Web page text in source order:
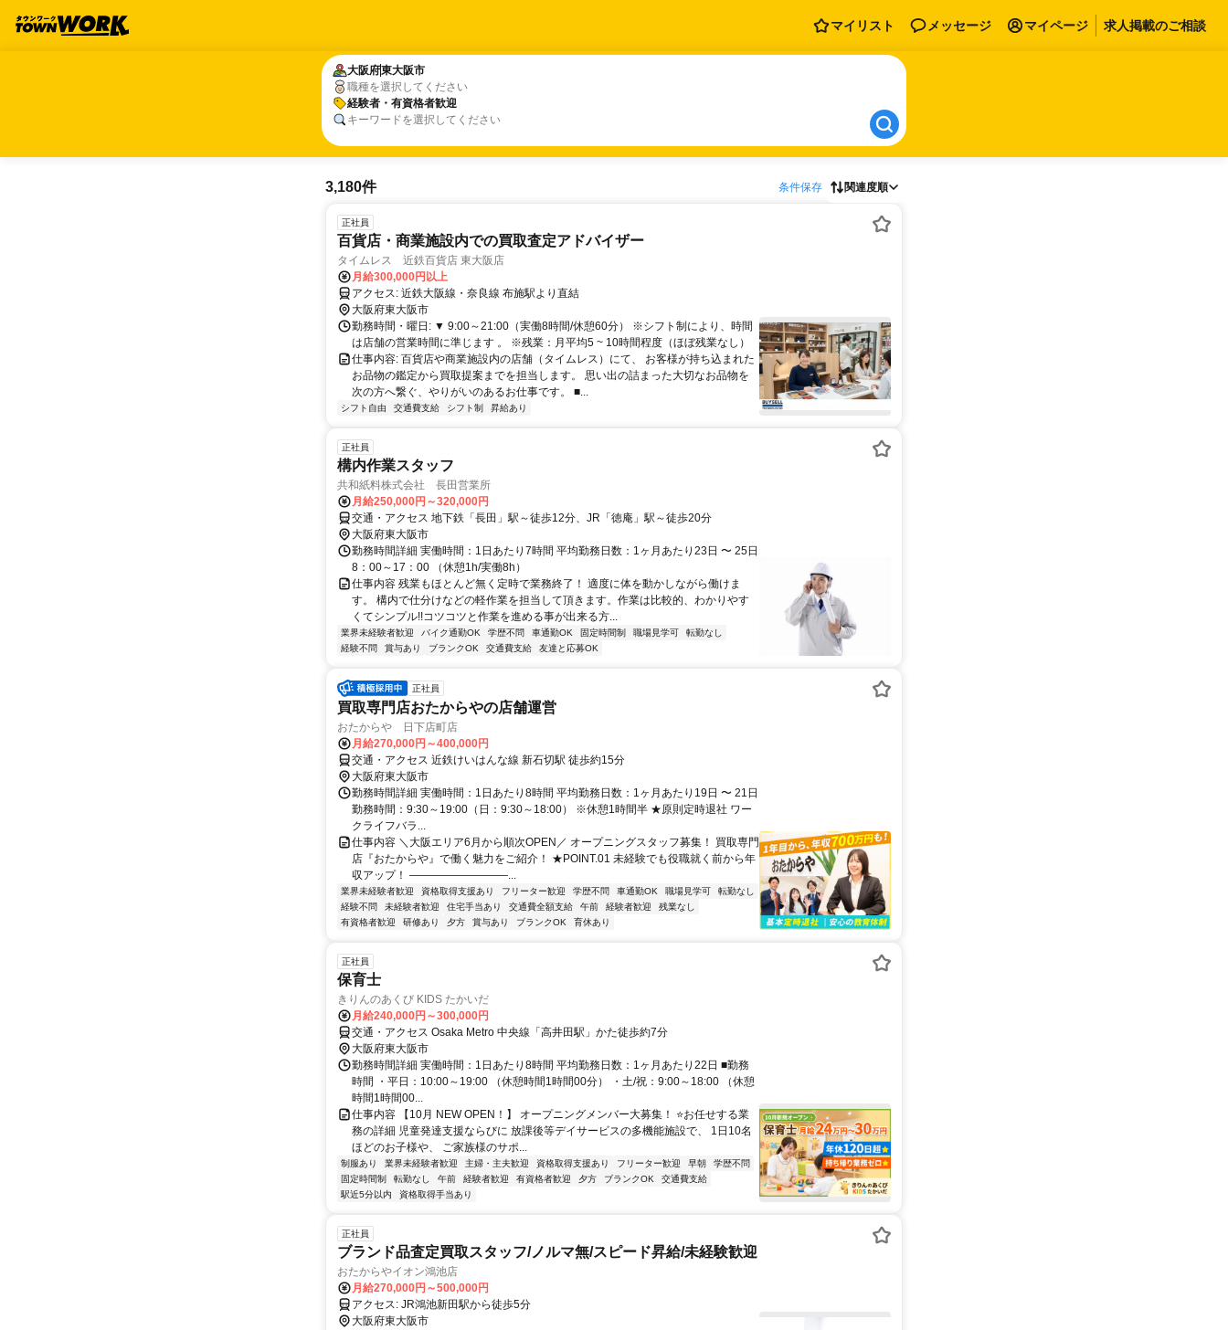
マイリスト メッセージ マイページ 求人掲載のご相談
大阪府東大阪市
職種を選択してください
経験者・有資格者歓迎
キーワードを選択してください
大阪府東大阪市
経験者・有資格者歓迎
3,180件 条件保存 関連度順
正社員
百貨店・商業施設内での買取査定アドバイザー
タイムレス 近鉄百貨店 東大阪店
月給300,000円以上
アクセス: 近鉄大阪線・奈良線 布施駅より直結
大阪府東大阪市
勤務時間・曜日: ▼ 9:00～21:00（実働8時間/休憩60分） ※シフト制により、時間
は店舗の営業時間に準じます 。 ※残業：月平均5 ~ 10時間程度（ほぼ残業なし）
仕事内容: 百貨店や商業施設内の店舗（タイムレス）にて、 お客様が持ち込まれた
お品物の鑑定から買取提案までを担当します。 思い出の詰まった大切なお品物を
次の方へ繋ぐ、やりがいのあるお仕事です。 ■...
シフト自由 交通費支給 シフト制 昇給あり
正社員
構内作業スタッフ
共和紙料株式会社 長田営業所
月給250,000円～320,000円
交通・アクセス 地下鉄「長田」駅～徒歩12分、JR「徳庵」駅～徒歩20分
大阪府東大阪市
勤務時間詳細 実働時間：1日あたり7時間 平均勤務日数：1ヶ月あたり23日 〜 25日
8：00～17：00 （休憩1h/実働8h）
仕事内容 残業もほとんど無く定時で業務終了！ 適度に体を動かしながら働けま
す。 構内で仕分けなどの軽作業を担当して頂きます。作業は比較的、わかりやす
くてシンプル!!コツコツと作業を進める事が出来る方...
業界未経験者歓迎 バイク通勤OK 学歴不問 車通勤OK 固定時間制 職場見学可
転勤なし
経験不問
賞与あり ブランクOK 交通費支給 友達と応募OK
正社員
買取専門店おたからやの店舗運営
おたからや 日下店町店
月給270,000円～400,000円
交通・アクセス 近鉄けいはんな線 新石切駅 徒歩約15分
大阪府東大阪市
勤務時間詳細 実働時間：1日あたり8時間 平均勤務日数：1ヶ月あたり19日 〜 21日
勤務時間：9:30～19:00（日：9:30～18:00） ※休憩1時間半 ★原則定時退社 ワー
クライフバラ...
仕事内容 ＼大阪エリア6月から順次OPEN／ オープニングスタッフ募集！ 買取専門
店『おたからや』で働く魅力をご紹介！ ★POINT.01 未経験でも役職就く前から年
収アップ！ ―――――――――...
業界未経験者歓迎 資格取得支援あり フリーター歓迎 学歴不問 車通勤OK 職場見学可
転勤なし
経験不問
未経験者歓迎 住宅手当あり 交通費全額支給 午前 経験者歓迎
残業なし
有資格者歓迎
研修あり 夕方 賞与あり ブランクOK 育休あり
正社員
保育士
きりんのあくび KIDS たかいだ
月給240,000円～300,000円
交通・アクセス Osaka Metro 中央線「高井田駅」かた徒歩約7分
大阪府東大阪市
勤務時間詳細 実働時間：1日あたり8時間 平均勤務日数：1ヶ月あたり22日 ■勤務
時間 ・平日：10:00～19:00 （休憩時間1時間00分） ・土/祝：9:00～18:00 （休憩
時間1時間00...
仕事内容 【10月 NEW OPEN！】 オープニングメンバー大募集！ ⭐お任せする業
務の詳細 児童発達支援ならびに 放課後等デイサービスの多機能施設で、 1日10名
ほどのお子様や、 ご家族様のサポ...
制服あり 業界未経験者歓迎 主婦・主夫歓迎 資格取得支援あり フリーター歓迎 早朝
学歴不問
固定時間制
転勤なし 午前 経験者歓迎 有資格者歓迎 夕方 ブランクOK
交通費支給
駅近5分以内
資格取得手当あり
正社員
ブランド品査定買取スタッフ/ノルマ無/スピード昇給/未経験歓迎
おたからやイオン鴻池店
月給270,000円～500,000円
アクセス: JR鴻池新田駅から徒歩5分
大阪府東大阪市